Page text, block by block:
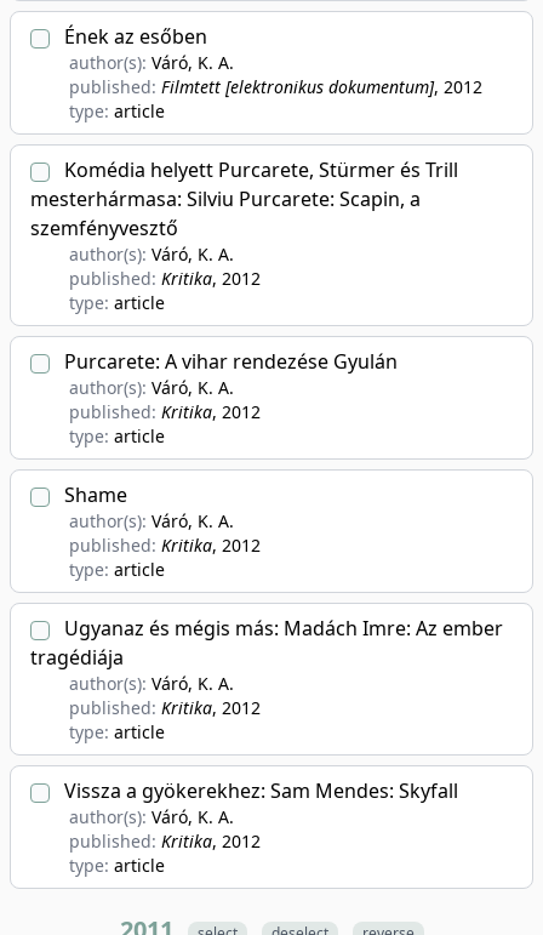
Ének az esőben
author(s): Váró, K. A.
published: Filmtett [elektronikus dokumentum], 2012
type: article
Komédia helyett Purcarete, Stürmer és Trill
mesterhármasa: Silviu Purcarete: Scapin, a
szemfényvesztő
author(s): Váró, K. A.
published: Kritika, 2012
type: article
Purcarete: A vihar rendezése Gyulán
author(s): Váró, K. A.
published: Kritika, 2012
type: article
Shame
author(s): Váró, K. A.
published: Kritika, 2012
type: article
Ugyanaz és mégis más: Madách Imre: Az ember
tragédiája
author(s): Váró, K. A.
published: Kritika, 2012
type: article
Vissza a gyökerekhez: Sam Mendes: Skyfall
author(s): Váró, K. A.
published: Kritika, 2012
type: article